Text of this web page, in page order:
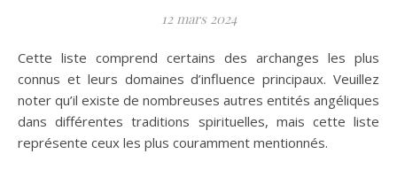
12 mars 2024
Cette liste comprend certains des archanges les plus
connus et leurs domaines d’influence principaux. Veuillez
noter qu’il existe de nombreuses autres entités angéliques
dans différentes traditions spirituelles, mais cette liste
représente ceux les plus couramment mentionnés.